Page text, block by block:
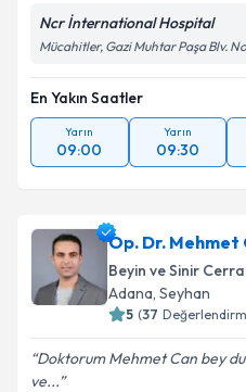
Ncr İnternational Hospital
Mücahitler, Gazi Muhtar Paşa Blv.
En Yakın Saatler
Yarın
09:00
Yarın
09:30
Op. Dr. Mehmet
Beyin ve Sinir
Adana, Seyhan
5 (37
Doktorum Mehmet Can bey
ve...